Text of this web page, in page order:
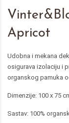
Apricot
Udobna i mekana
osigurava izolaciju i
organskog pamuka
Dimenzije: 100 x 75
Sastav: 100%